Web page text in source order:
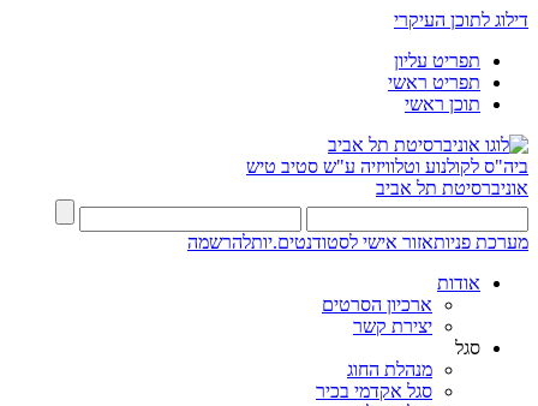
דילוג לתוכן העיקרי
תפריט עליון
תפריט ראשי
תוכן ראשי
ביה"ס לקולנוע וטלוויזיה ע"ש סטיב טיש
אוניברסיטת תל אביב
מערכת פניותאזור אישי לסטודנטים.יותלהרשמה
אודות
ארכיון הסרטים
יצירת קשר
סגל
מנהלת החוג
סגל אקדמי בכיר